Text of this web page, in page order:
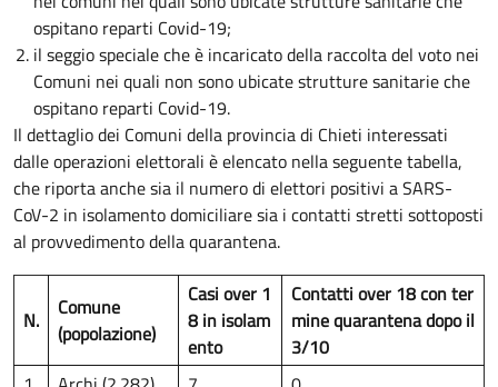
ospitano reparti Covid-19;
il seggio speciale che è incaricato della raccolta del voto nei
Comuni nei quali non sono ubicate strutture sanitarie che
ospitano reparti Covid-19.
Il dettaglio dei Comuni della provincia di Chieti interessati
dalle operazioni elettorali è elencato nella seguente tabella,
che riporta anche sia il numero di elettori positivi a SARS-
CoV-2 in isolamento domiciliare sia i contatti stretti sottoposti
al provvedimento della quarantena.
N.
Comune
(popolazione)
Casi over 1
8 in isolam
ento
Contatti over 18 con ter
mine quarantena dopo il
3/10